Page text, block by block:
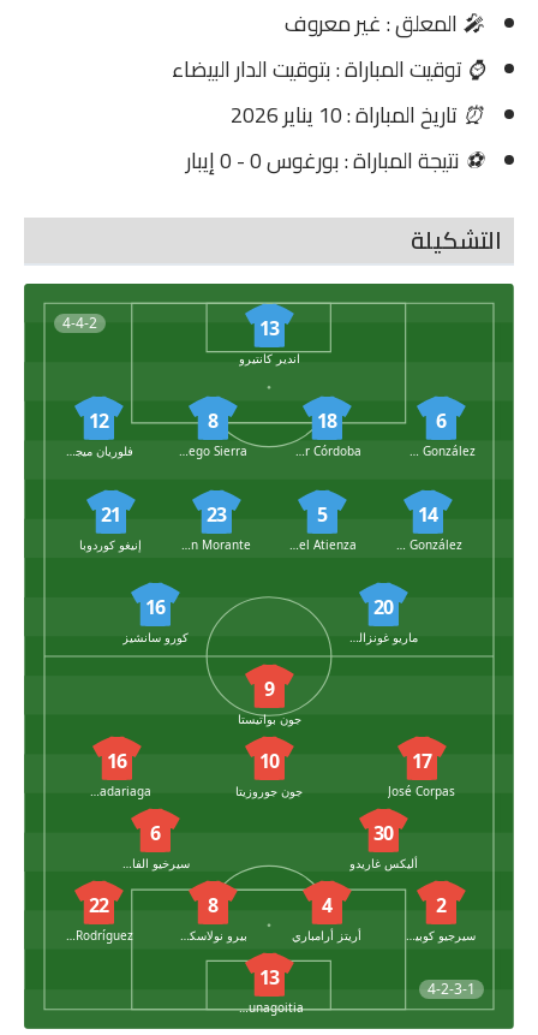
🎤المعلق : غير معروف
⌚توقيت المباراة : بتوقيت الدار البيضاء
⏰ تاريخ المباراة : 10 يناير 2026
⚽ نتيجة المباراة : بورغوس 0 - 0 إيبار
التشكيلة
4-4-2 13
اندير كانتيرو
6
Sergio González
18
Aitor Córdoba
8
Grego Sierra
12
فلوريان ميجيل
14
5
23
21
إنيغو كوردوبا
20
ماريو غونزاليس
16
كورو سانشيز
4-2-3-1
9
جون بواتيستا
17
José Corpas
10
جون جوروزيتا
16
Ander Madariaga
30
أليكس غاريدو
6
سيرخيو الفاريز دياز
2
سيرجيو كوبيرو
4
أريتز أرامباري
8
بيرو نولاسكويان
22
Álvaro Rodríguez
13
Jonmi Magunagoitia